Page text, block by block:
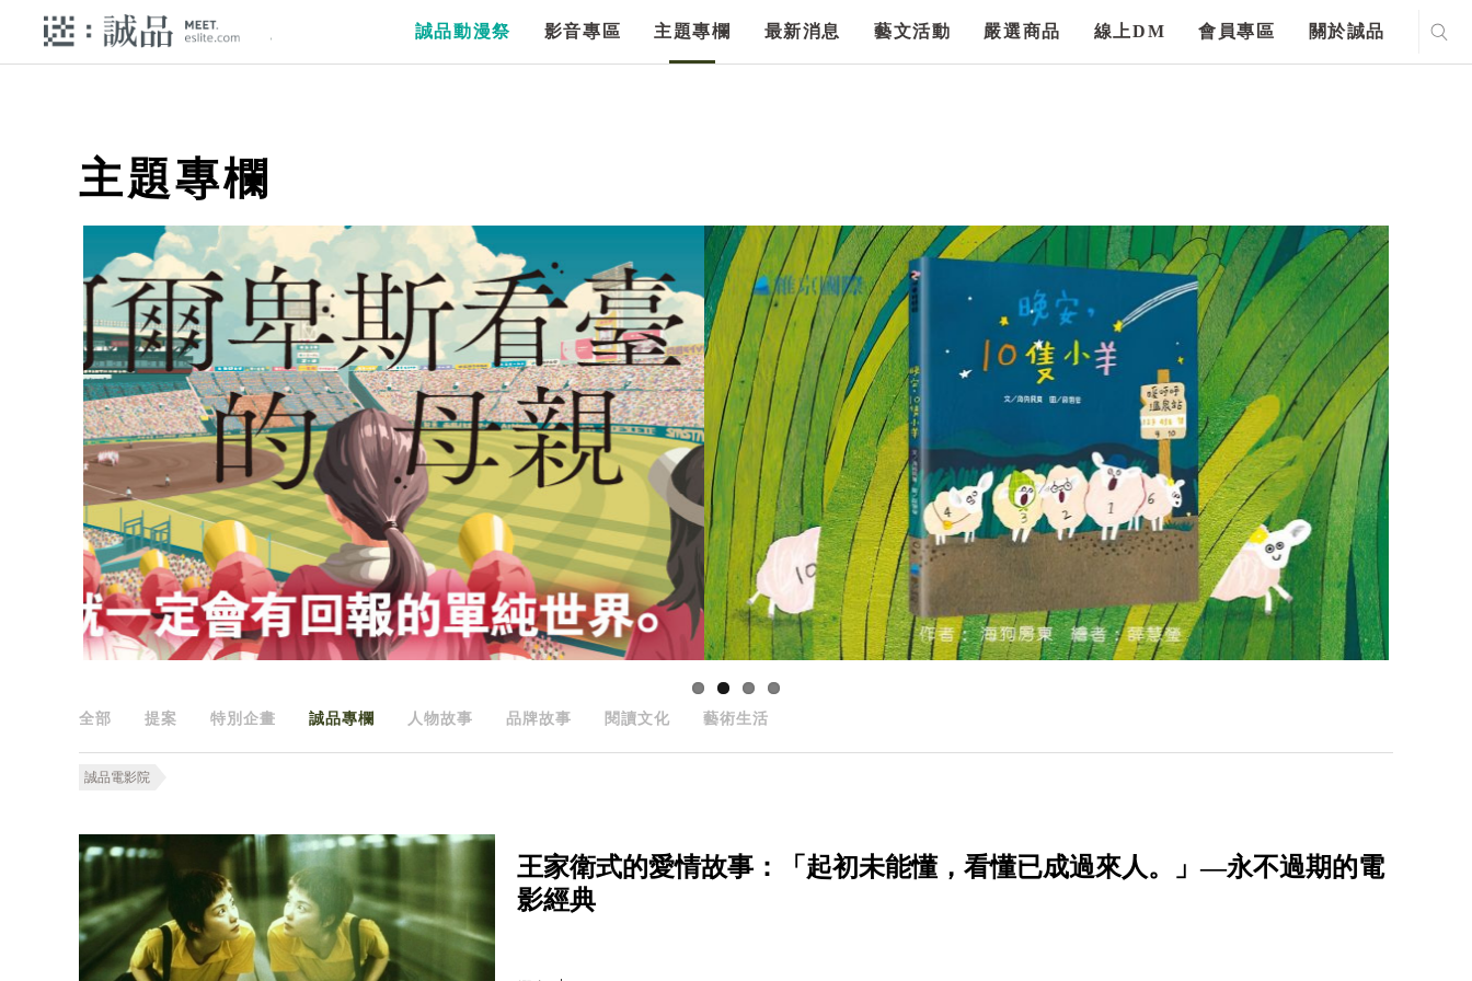
誠品動漫祭 影音專區 主題專欄 最新消息 藝文活動 嚴選商品 線上DM 會員專區 關於誠品
主題專欄
全部 提案 特別企畫 誠品專欄 人物故事 品牌故事 閱讀文化 藝術生活
誠品電影院
王家衛式的愛情故事：「起初未能懂，看懂已成過來人。」—永不過期的電
影經典